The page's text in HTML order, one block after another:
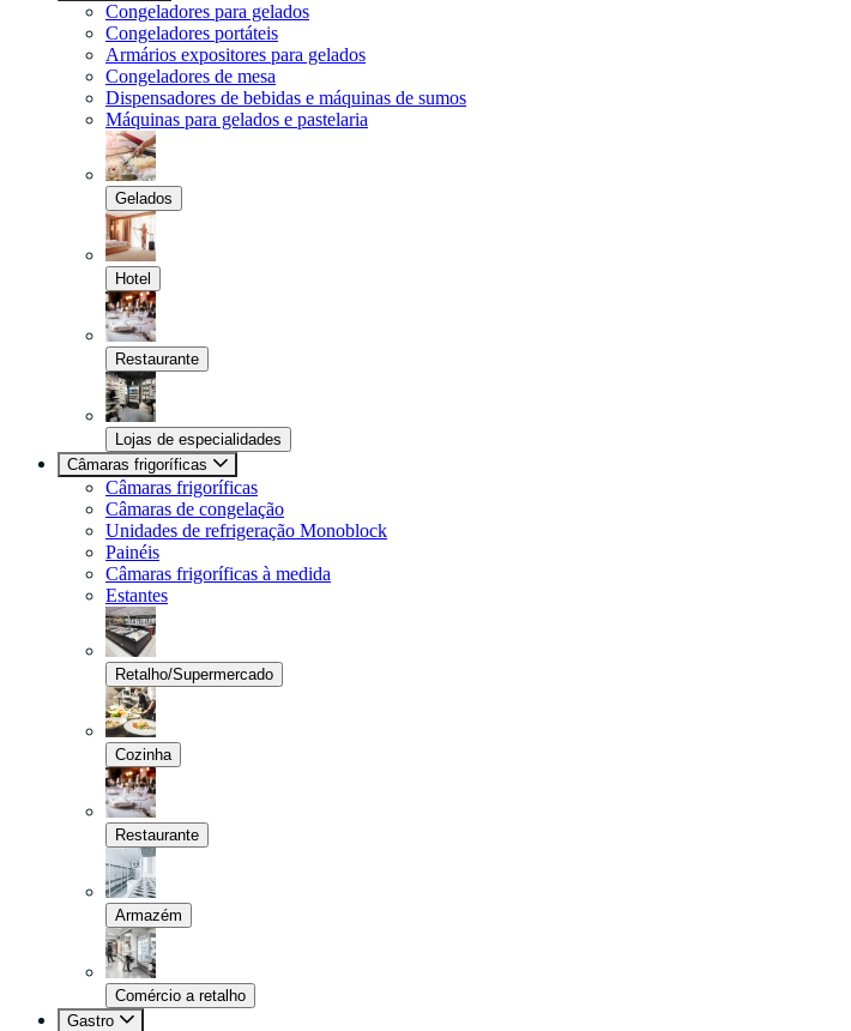
Congeladores para gelados
Congeladores portáteis
Armários expositores para gelados
Congeladores de mesa
Dispensadores de bebidas e máquinas de sumos
Máquinas para gelados e pastelaria
Gelados
Hotel
Restaurante
Lojas de especialidades
Câmaras frigoríficas
Câmaras frigoríficas
Câmaras de congelação
Unidades de refrigeração Monoblock
Painéis
Câmaras frigoríficas à medida
Estantes
Retalho/Supermercado
Cozinha
Restaurante
Armazém
Comércio a retalho
Gastro